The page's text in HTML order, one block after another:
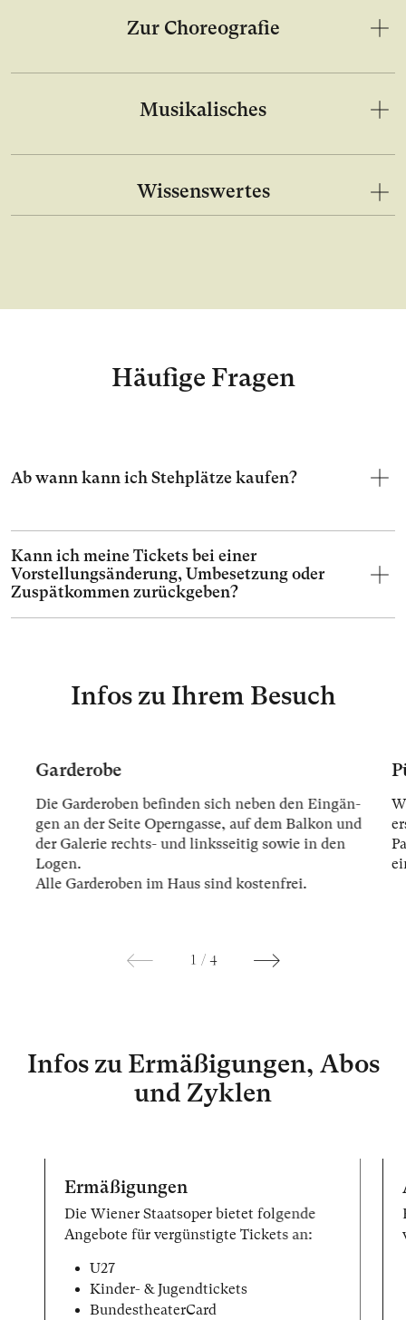
Zur Choreografie
Musikalisches
Wissenswertes
Häufige Fragen
Ab wann kann ich Stehplätze kaufen?
Kann ich meine Tickets bei einer
Vorstellungsänderung, Umbesetzung oder
Zuspätkommen zurückgeben?
Infos zu Ihrem Besuch
Garderobe
Die Gar­der­oben be­fin­den sich ne­ben den Ein­gän­
gen an der Sei­te Opern­gas­se, auf dem Bal­kon und
der Ga­le­rie rechts- und links­sei­tig so­wie in den
Lo­gen.
Alle Gar­der­oben im Haus sind kos­ten­frei.
1 / 4
Infos zu Ermäßigungen, Abos
und Zyklen
Ermäßigungen
Die Wiener Staatsoper bietet folgende
Angebote für vergünstigte Tickets an:
U27
Kinder- & Jugendtickets
BundestheaterCard